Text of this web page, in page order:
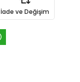
İade ve Değişim